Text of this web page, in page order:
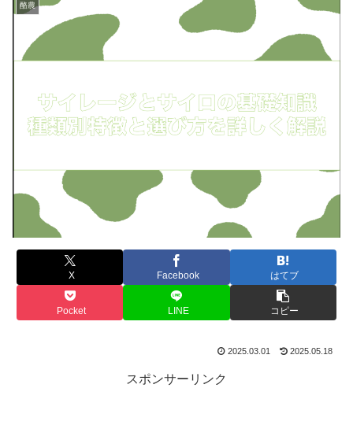
酪農
X Facebook はてブ
Pocket LINE コピー
2025.03.01 2025.05.18
スポンサーリンク